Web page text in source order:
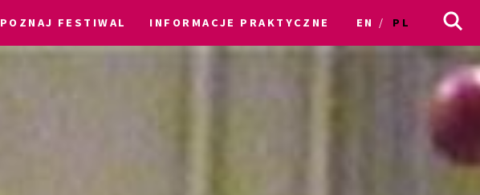
POZNAJ FESTIWAL INFORMACJE PRAKTYCZNE EN PL